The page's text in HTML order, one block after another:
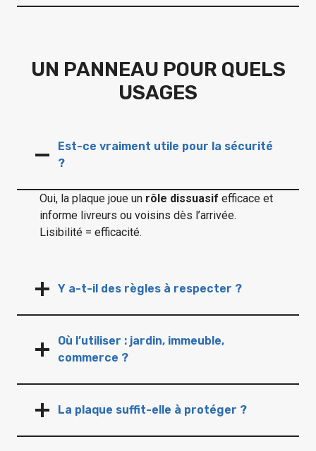
UN PANNEAU POUR QUELS
USAGES
Est-ce vraiment utile pour la sécurité
?
Oui, la plaque joue un rôle dissuasif efficace et
informe livreurs ou voisins dès l’arrivée.
Lisibilité = efficacité.
Y a-t-il des règles à respecter ?
Où l’utiliser : jardin, immeuble,
commerce ?
La plaque suffit-elle à protéger ?